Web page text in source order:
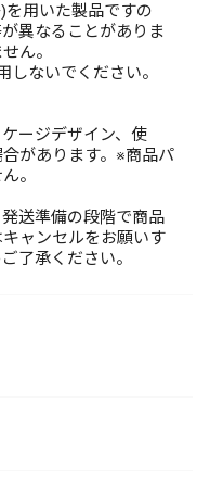
用いた製品ですの
異なることがありま
ん。
しないでください。
ージデザイン、使
があります。※商品パ
。
送準備の段階で商品
ャンセルをお願いす
了承ください。